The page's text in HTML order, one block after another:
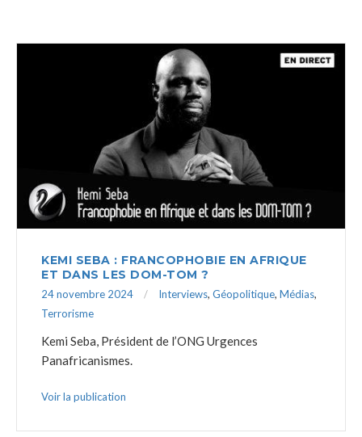
KEMI SEBA : FRANCOPHOBIE EN AFRIQUE
ET DANS LES DOM-TOM ?
24 novembre 2024 Interviews, Géopolitique, Médias,
Terrorisme
Kemi Seba, Président de l’ONG Urgences
Panafricanismes.
Voir la publication